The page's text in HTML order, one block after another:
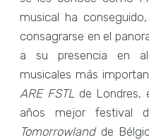
musical ha
consagrarse en el
a su presencia en
musicales más
ARE FSTL de Londres,
años mejor festival
Tomorrowlandde